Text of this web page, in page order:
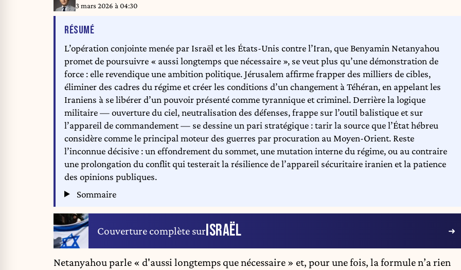
3 mars 2026 à 04:30
RÉSUMÉDE L'ARTICLE
L’opération conjointe menée par Israël et les États-Unis contre l’Iran, que Benyamin Netanyahou
promet de poursuivre « aussi longtemps que nécessaire », se veut plus qu’une démonstration de
force : elle revendique une ambition politique. Jérusalem affirme frapper des milliers de cibles,
éliminer des cadres du régime et créer les conditions d’un changement à Téhéran, en appelant les
Iraniens à se libérer d’un pouvoir présenté comme tyrannique et criminel. Derrière la logique
militaire — ouverture du ciel, neutralisation des défenses, frappe sur l’outil balistique et sur
l’appareil de commandement — se dessine un pari stratégique : tarir la source que l’État hébreu
considère comme le principal moteur des guerres par procuration au Moyen-Orient. Reste
l’inconnue décisive : un effondrement du sommet, une mutation interne du régime, ou au contraire
une prolongation du conflit qui testerait la résilience de l’appareil sécuritaire iranien et la patience
des opinions publiques.
Sommaire
Couverture complète surISRAËL
Netanyahou parle « d'aussi longtemps que nécessaire » et, pour une fois, la formule n’a rien